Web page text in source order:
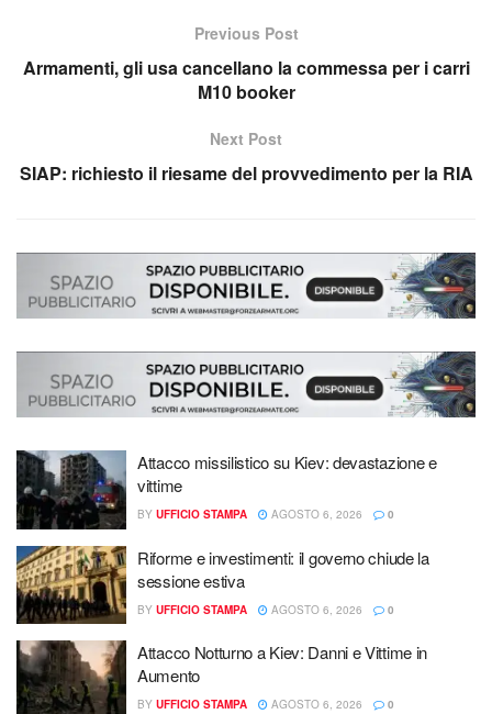
Previous Post
Armamenti, gli usa cancellano la commessa per i carri
M10 booker
Next Post
SIAP: richiesto il riesame del provvedimento per la RIA
Attacco missilistico su Kiev: devastazione e
vittime
BY UFFICIO STAMPA AGOSTO 6, 2026 0
Riforme e investimenti: il governo chiude la
sessione estiva
BY UFFICIO STAMPA AGOSTO 6, 2026 0
Attacco Notturno a Kiev: Danni e Vittime in
Aumento
BY UFFICIO STAMPA AGOSTO 6, 2026 0